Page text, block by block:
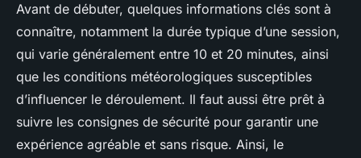
Avant de débuter, quelques informations clés sont à
connaître, notamment la durée typique d’une session,
qui varie généralement entre 10 et 20 minutes, ainsi
que les conditions météorologiques susceptibles
d’influencer le déroulement. Il faut aussi être prêt à
suivre les consignes de sécurité pour garantir une
expérience agréable et sans risque. Ainsi, le